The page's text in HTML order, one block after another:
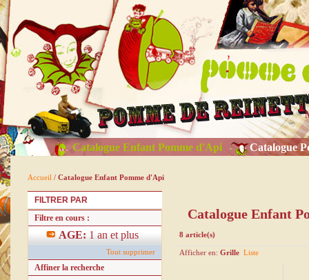
Catalogue Enfant Pomme d'Api Catalogue
Accueil / Catalogue Enfant Pomme d'Api
Catalogue Enfant
8 article(s)
Afficher en: Grille Liste
FILTRER PAR
Filtre en cours :
AGE: 1 an et plus
Tout supprimer
Affiner la recherche